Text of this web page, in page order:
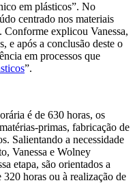
em plásticos”. No
centrado nos materiais
Conforme explicou Vanessa,
e após a conclusão deste o
em processos que
”.
é de 630 horas, os
primas, fabricação de
Salientando a necessidade
Vanessa e Wolney
etapa, são orientados a
horas ou à realização de